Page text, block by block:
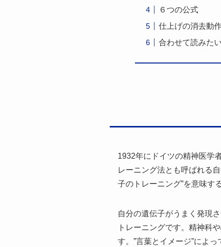
６つの公式
仕上げの消去動
合わせて読みた
1932年にドイツの精神医学
レーニング法とも呼ばれる
子のトレーニング”を意味す
自分の遺伝子がうまく発現
トレーニングです。精神科
す。”言葉とイメージ”によ